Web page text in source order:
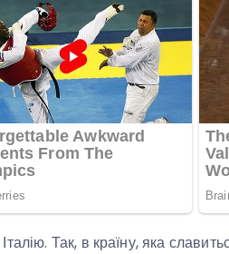
Так, в країну, яка